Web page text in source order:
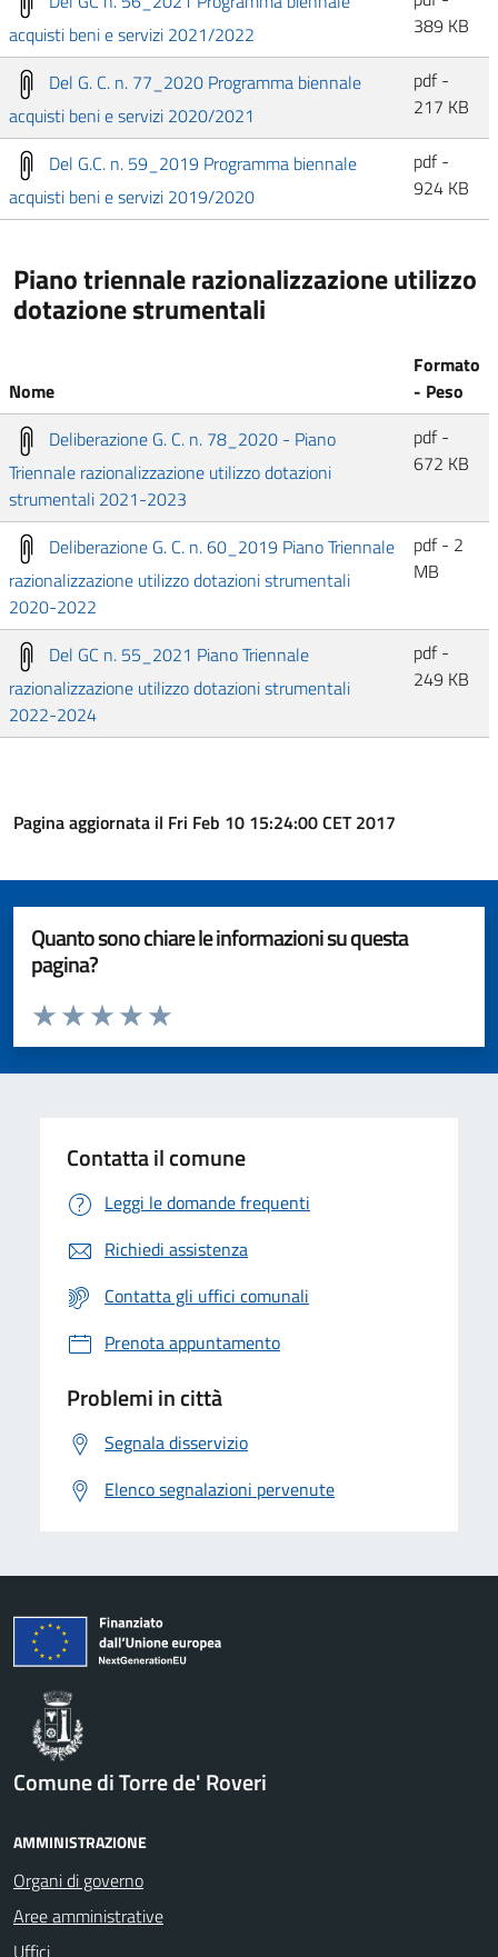
acquisti beni e servizi 2021/2022
389 KB
Del G. C. n. 77_2020 Programma biennale
acquisti beni e servizi 2020/2021
pdf -
217 KB
Del G.C. n. 59_2019 Programma biennale
acquisti beni e servizi 2019/2020
pdf -
924 KB
Piano triennale razionalizzazione utilizzo
dotazione strumentali
Nome
Formato
- Peso
Deliberazione G. C. n. 78_2020 - Piano
Triennale razionalizzazione utilizzo dotazioni
strumentali 2021-2023
pdf -
672 KB
Deliberazione G. C. n. 60_2019 Piano Triennale
razionalizzazione utilizzo dotazioni strumentali
2020-2022
pdf - 2
MB
Del GC n. 55_2021 Piano Triennale
razionalizzazione utilizzo dotazioni strumentali
2022-2024
pdf -
249 KB
Pagina aggiornata il Fri Feb 10 15:24:00 CET 2017
Quanto sono chiare le informazioni su questa
pagina?
Valuta da 1 a 5 stelle la pagina
Valuta 5 stelle su 5
Valuta 4 stelle su 5
Valuta 3 stelle su 5
Valuta 2 stelle su 5
Valuta 1 stelle su 5
Contatta il comune
Leggi le domande frequenti
Richiedi assistenza
Contatta gli uffici comunali
Prenota appuntamento
Problemi in città
Segnala disservizio
Elenco segnalazioni pervenute
Comune di Torre de' Roveri
AMMINISTRAZIONE
Organi di governo
Aree amministrative
Uffici